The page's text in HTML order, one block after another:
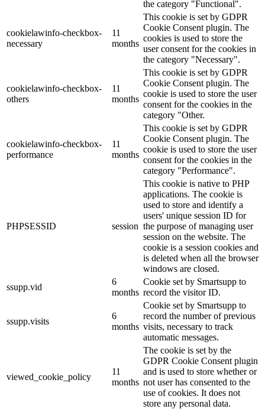
the category "Functional".
cookielawinfo-checkbox-
necessary
11
months
This cookie is set by GDPR
Cookie Consent plugin. The
cookies is used to store the
user consent for the cookies in
the category "Necessary".
cookielawinfo-checkbox-
others
11
months
This cookie is set by GDPR
Cookie Consent plugin. The
cookie is used to store the user
consent for the cookies in the
category "Other.
cookielawinfo-checkbox-
performance
11
months
This cookie is set by GDPR
Cookie Consent plugin. The
cookie is used to store the user
consent for the cookies in the
category "Performance".
PHPSESSID session
This cookie is native to PHP
applications. The cookie is
used to store and identify a
users' unique session ID for
the purpose of managing user
session on the website. The
cookie is a session cookies and
is deleted when all the browser
windows are closed.
ssupp.vid
6
months
Cookie set by Smartsupp to
record the visitor ID.
ssupp.visits
6
months
Cookie set by Smartsupp to
record the number of previous
visits, necessary to track
automatic messages.
viewed_cookie_policy
11
months
The cookie is set by the
GDPR Cookie Consent plugin
and is used to store whether or
not user has consented to the
use of cookies. It does not
store any personal data.